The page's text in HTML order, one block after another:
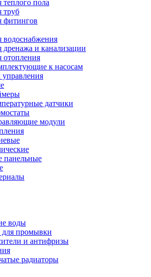
теплого пола
труб
фитингов
водоснабжения
дренажа и канализации
отопления
к насосам
датчики
модули
панельные
воды
для промывки
и антифризы
радиаторы